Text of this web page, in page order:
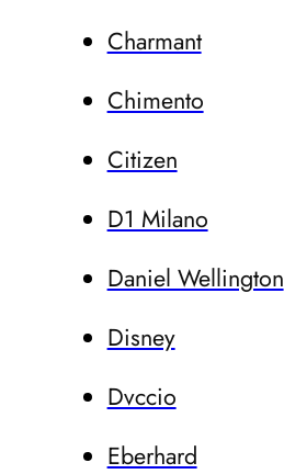
Charmant
Chimento
Citizen
D1 Milano
Daniel Wellington
Disney
Dvccio
Eberhard